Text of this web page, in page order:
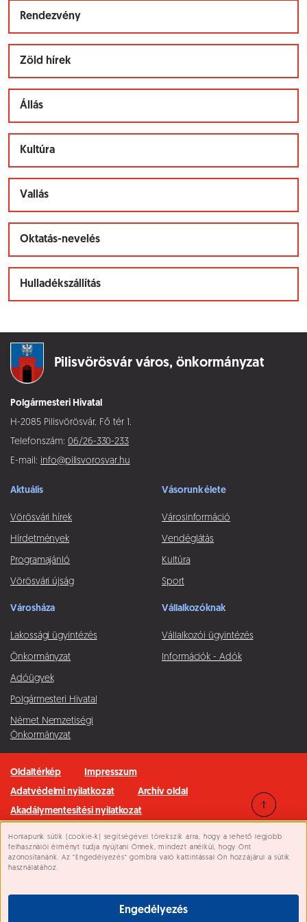
Süti beállítások
Honlapunk sütik (cookie-k) segítségével törekszik arra, hogy a lehető legjobb
felhasználói élményt tudja nyújtani Önnek, mindezt anélkül, hogy Önt
azonosítanánk. Az “Engedélyezés” gombra való kattintással Ön hozzájárul a sütik
használatához.
Engedélyezés
Rendezvény
Zöld hírek
Állás
Kultúra
Vallás
Oktatás-nevelés
Hulladékszállítás
Pilisvörösvár város, önkormányzat
Polgármesteri Hivatal
H-2085 Pilisvörösvár, Fő tér 1.
Telefonszám: 06/26-330-233
E-mail: info@pilisvorosvar.hu
Aktuális
Vörösvári hírek
Hírdetmények
Programajánló
Vörösvári újság
Vásorunk élete
Városinformáció
Vendéglátás
Kultúra
Sport
Városháza
Lakossági ügyintézés
Önkormányzat
Adóügyek
Polgármesteri Hivatal
Német Nemzetiségi
Önkormányzat
Vállalkozóknak
Vállalkozói ügyintézés
Információk - Adók
Oldaltérkép
Impresszum
Adatvédelmi nyilatkozat
Archív oldal
Akadálymentesítési nyilatkozat
Minden jog fenntartva © 2026 Pilisvörösvár Város